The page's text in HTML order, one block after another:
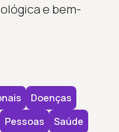
e bem-
Doenças
Pessoas Saúde